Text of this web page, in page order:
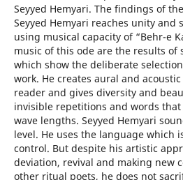
Seyyed Hemyari. The findings of
Seyyed Hemyari reaches unity and
using musical capacity of “Behr-e
music of this ode are the results of
which show the deliberate
work. He creates aural and
reader and gives diversity and
invisible repetitions and words
wave lengths. Seyyed Hemyari
level. He uses the language which
control. But despite his artistic
deviation, revival and making new
other ritual poets, he does not